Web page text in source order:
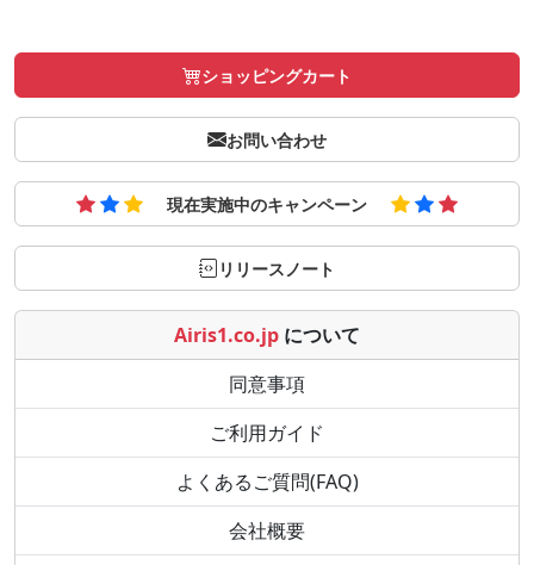
ショッピングカート
お問い合わせ
現在実施中のキャンペーン
リリースノート
Airis1.co.jp について
同意事項
ご利用ガイド
よくあるご質問(FAQ)
会社概要